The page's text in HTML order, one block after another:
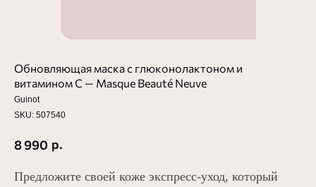
Обновляющая маска с глюконолактоном и
витамином С — Masque Beauté Neuve
Guinot
SKU: 507540
8 990 р.
Предложите своей коже экспресс-уход, который